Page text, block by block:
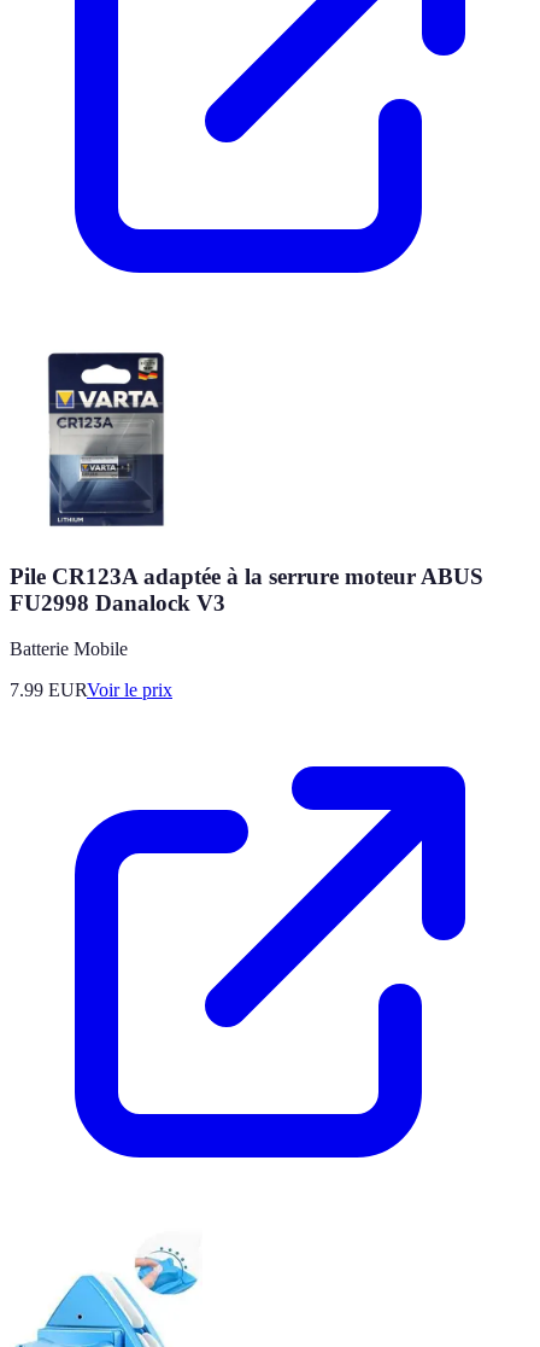
Pile CR123A adaptée à la serrure moteur ABUS
FU2998 Danalock V3
Batterie Mobile
7.99 EURVoir le prix